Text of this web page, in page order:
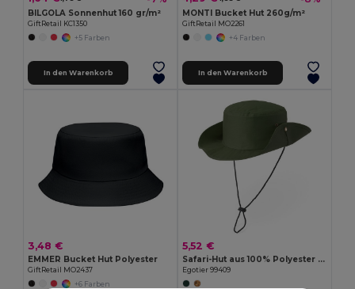
BILGOLA Sonnenhut 160 gr/m²
GiftRetail KC1350
+5 Farben
In den Warenkorb
MONTI Bucket Hut 260g/m²
GiftRetail MO2261
+4 Farben
In den Warenkorb
3,48 €
EMMER Bucket Hut Polyester
GiftRetail MO2437
+6 Farben
5,52 €
Safari-Hut aus 100% Polyester (160 g/m²)
Egotier 99409